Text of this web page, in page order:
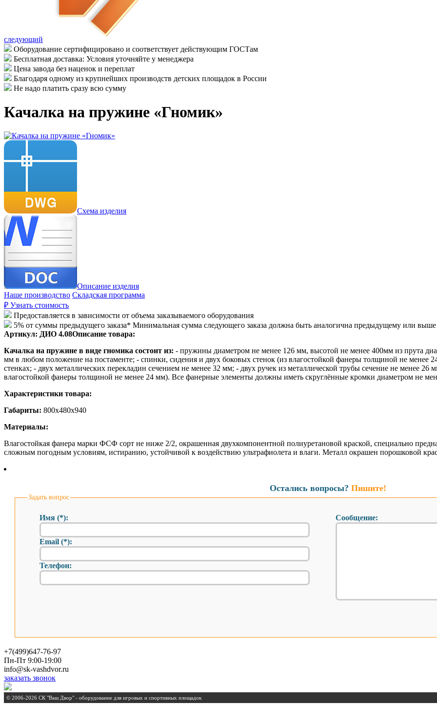
следующий
Оборудование сертифицировано и соответствует действующим ГОСТам
Бесплатная доставка: Условия уточняйте у менеджера
Цена завода без наценок и переплат
Благодаря одному из крупнейших производств детских площадок в России
Не надо платить сразу всю сумму
Качалка на пружине «Гномик»
Схема изделия
Описание изделия
Наше производство Складская программа
₽ Узнать стоимость
Предоставляется в зависимости от объема заказываемого оборудования
5% от суммы предыдущего заказа* Минимальная сумма следующего заказа должна быть аналогична предыдущему или выше
Артикул: ДИО 4.08Описание товара:
Качалка на пружине в виде гномика состоит из: - пружины диаметром не менее 126 мм, высотой не менее 400мм из прута
мм в любом положение на постаменте; - спинки, сидения и двух боковых стенок (из влагостойкой фанеры толщиной не менее
стенках; - двух металлических перекладин сечением не менее 32 мм; - двух ручек из металлической трубы сечение не менее
влагостойкой фанеры толщиной не менее 24 мм). Все фанерные элементы должны иметь скруглённые кромки диаметром не
Характеристики товара:
Габариты: 800х480х940
Материалы:
Влагостойкая фанера марки ФСФ сорт не ниже 2/2, окрашенная двухкомпонентной полиуретановой краской, специально
сложным погодным условиям, истиранию, устойчивой к воздействию ультрафиолета и влаги. Металл окрашен порошковой
Остались вопросы? Пишите!
Задать вопрос
Имя (*):
Email (*):
Телефон:
Сообщение:
+7(499)647-76-97
Пн-Пт 9:00-19:00
info@sk-vashdvor.ru
заказать звонок
© 2006-2026 СК "Ваш Двор" - оборудование для игровых и спортивных площадок